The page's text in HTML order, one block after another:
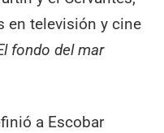
en televisión y cine
fondo del mar
a Escobar